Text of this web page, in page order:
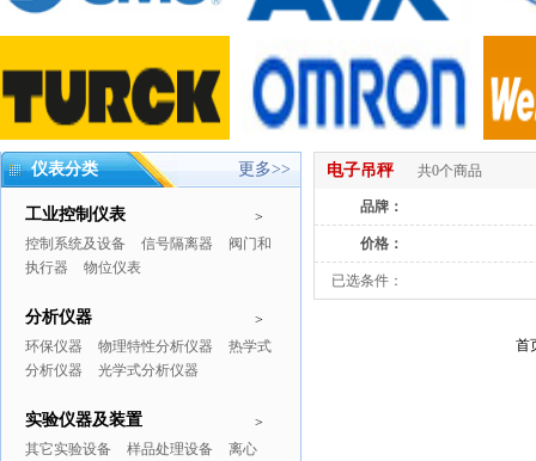
仪表分类 更多>>
>
工业控制仪表
控制系统及设备 信号隔离器
阀门和
执行器
物位仪表
>
分析仪器
环保仪器 物理特性分析仪器
热学式
分析仪器
光学式分析仪器
>
实验仪器及装置
其它实验设备 样品处理设备
离心
电子吊秤 共0个商品
品牌：
价格：
已选条件：
首